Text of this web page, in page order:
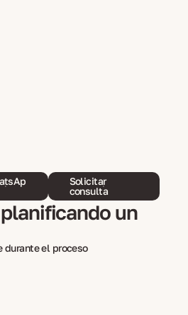
Solicitar
consulta
un
durante el proceso